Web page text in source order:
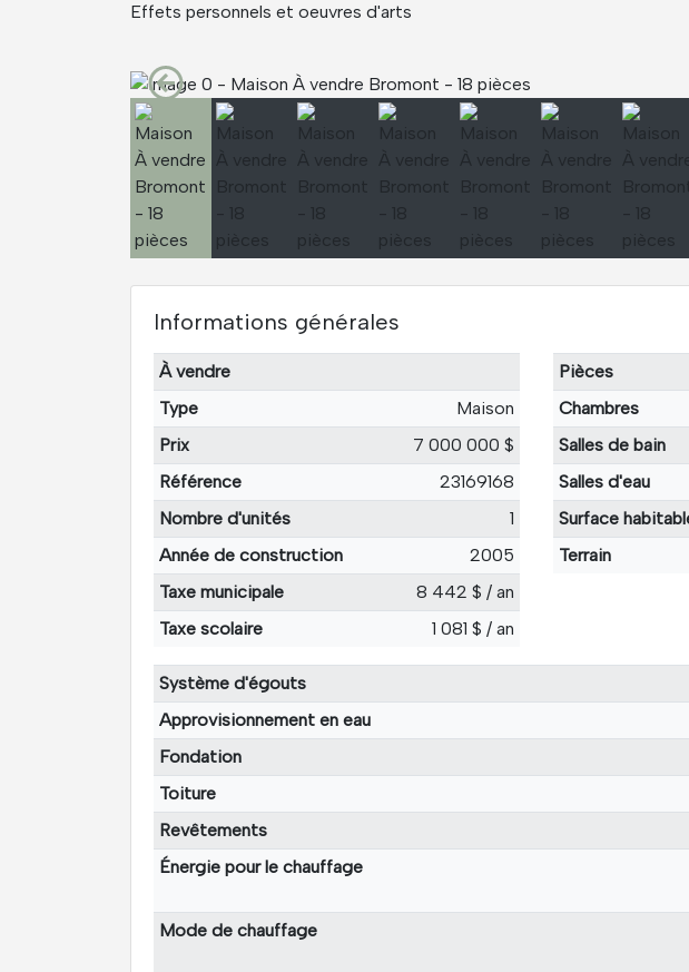
Effets personnels et oeuvres d'arts
Informations générales
À vendre
Type
Maison
Prix
7 000 000 $
Référence
23169168
Nombre d'unités
1
Année de construction
2005
Taxe municipale
8 442 $ / an
Taxe scolaire
1 081 $ / an
Pièces
Chambres
Salles de bain
Salles d'eau
Surface
Terrain
Système d'égouts
Approvisionnement en eau
Fondation
Toiture
Revêtements
Énergie pour le chauffage
Mode de chauffage